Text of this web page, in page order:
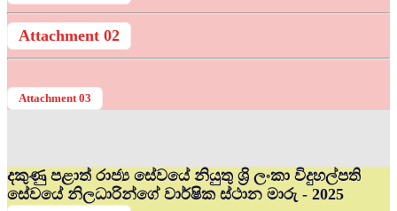
Attachment 02
Attachment 03
දකුණු පළාත් රාජ්‍ය සේවයේ නියුතු ශ්‍රි ලංකා විදුහල්පති
සේවයේ නිලධාරින්ගේ වාර්ෂික ස්ථාන මාරු - 2025